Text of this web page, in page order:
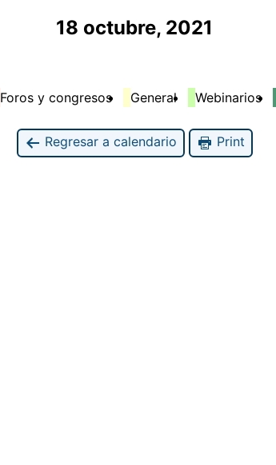
18 octubre, 2021
Foros y congresos General Webinarios
Regresar a calendario Print